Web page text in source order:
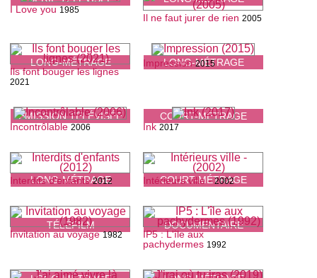
LONG-MÉTRAGE
I Love you 1985
LONG-MÉTRAGE
Il ne faut jurer de rien 2005
ÉMISSION TÉLÉVISÉE
Ils font bouger les lignes
2021
COURT-MÉTRAGE
Impression 2015
LONG-MÉTRAGE
Incontrôlable 2006
COURT-MÉTRAGE
Ink 2017
TÉLÉFILM
Interdits d'enfants 2012
DOCUMENTAIRE
Intérieurs ville - 2002
Invitation au voyage 1982
IP5 : L'île aux
pachydermes 1992